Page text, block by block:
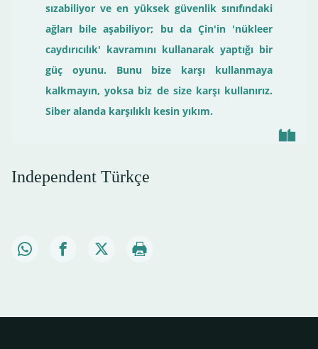
sızabiliyor ve en yüksek güvenlik sınıfındaki
ağları bile aşabiliyor; bu da Çin'in 'nükleer
caydırıcılık' kavramını kullanarak yaptığı bir
güç oyunu. Bunu bize karşı kullanmaya
kalkmayın, yoksa biz de size karşı kullanırız.
Siber alanda karşılıklı kesin yıkım.
Independent Türkçe